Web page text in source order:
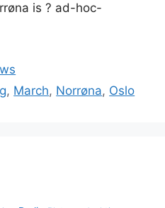
is ? ad-hoc-
, March, Norrøna, Oslo